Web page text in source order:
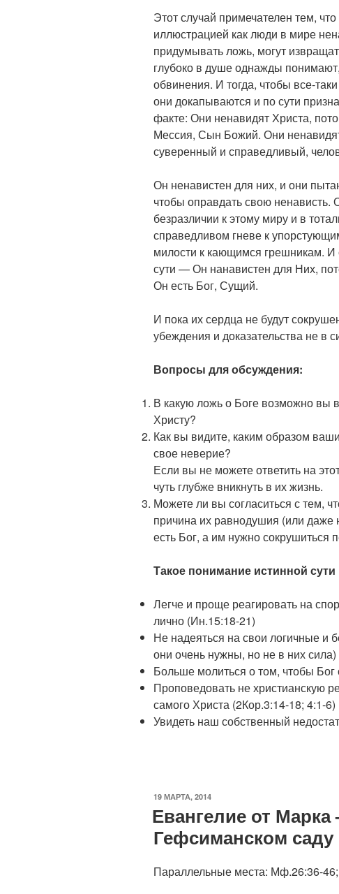
Этот случай примечателен тем,
иллюстрацией как люди в мире
придумывать ложь, могут
глубоко в душе однажды
обвинения. И тогда, чтобы все-
они докапываются и по сути
факте: Они ненавидят Христа,
Мессия, Сын Божий. Они
суверенный и справедливый,
Он ненавистен для них, и они
чтобы оправдать свою
безразличии к этому миру и в
справедливом гневе к
милости к кающимся грешникам.
сути — Он нанавистен для Них,
Он есть Бог, Сущий.
И пока их сердца не будут
убеждения и доказательства не в
Вопросы для обсуждения:
В какую ложь о Боге возможно вы
Христу?
Как вы видите, каким образом
свое неверие?
Если вы не можете ответить на
чуть глубже вникнуть в их жизнь.
Можете ли вы согласиться с тем,
причина их равнодушия (или даже
есть Бог, а им нужно сокрушиться
Такое понимание истинной
Легче и проще реагировать на
лично (Ин.15:18-21)
Не надеяться на свои логичные и
они очень нужны, но не в них сила)
Больше молиться о том, чтобы
Проповедовать не христианскую
самого Христа (2Кор.3:14-18; 4:1-6)
Увидеть наш собственный
ОПУБЛИКОВАНО
19 МАРТА, 2014
Евангелие от Марка
Гефсиманском саду
Параллельные места: Мф.26:36-